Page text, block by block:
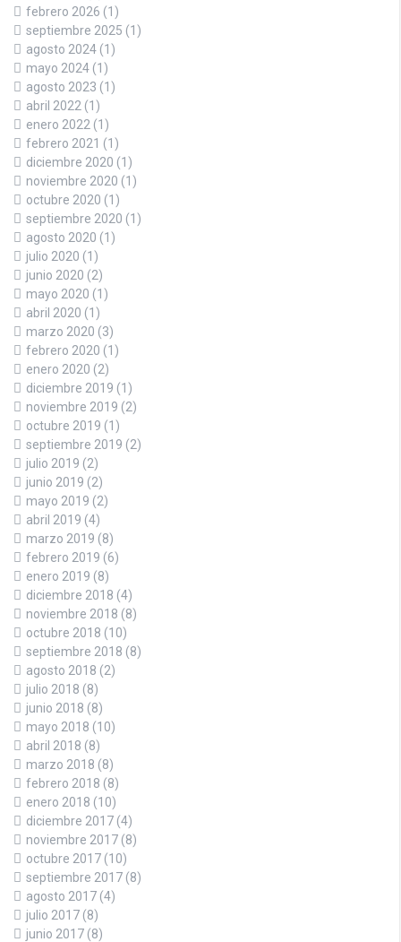
febrero 2026 (1)
septiembre 2025 (1)
agosto 2024 (1)
mayo 2024 (1)
agosto 2023 (1)
abril 2022 (1)
enero 2022 (1)
febrero 2021 (1)
diciembre 2020 (1)
noviembre 2020 (1)
octubre 2020 (1)
septiembre 2020 (1)
agosto 2020 (1)
julio 2020 (1)
junio 2020 (2)
mayo 2020 (1)
abril 2020 (1)
marzo 2020 (3)
febrero 2020 (1)
enero 2020 (2)
diciembre 2019 (1)
noviembre 2019 (2)
octubre 2019 (1)
septiembre 2019 (2)
julio 2019 (2)
junio 2019 (2)
mayo 2019 (2)
abril 2019 (4)
marzo 2019 (8)
febrero 2019 (6)
enero 2019 (8)
diciembre 2018 (4)
noviembre 2018 (8)
octubre 2018 (10)
septiembre 2018 (8)
agosto 2018 (2)
julio 2018 (8)
junio 2018 (8)
mayo 2018 (10)
abril 2018 (8)
marzo 2018 (8)
febrero 2018 (8)
enero 2018 (10)
diciembre 2017 (4)
noviembre 2017 (8)
octubre 2017 (10)
septiembre 2017 (8)
agosto 2017 (4)
julio 2017 (8)
junio 2017 (8)